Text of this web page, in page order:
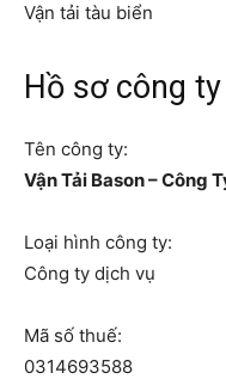
Vận tải tàu biển
Hồ sơ công ty
Tên công ty:
Vận Tải Bason – Công
Loại hình công ty:
Công ty dịch vụ
Mã số thuế:
0314693588